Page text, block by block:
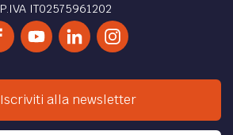
P.IVA IT02575961202
Iscriviti alla newsletter